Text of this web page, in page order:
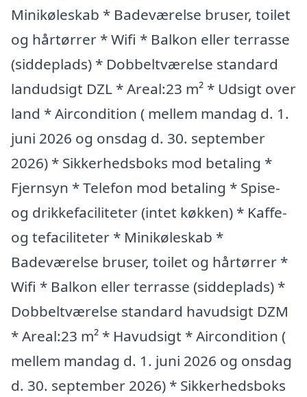
Minikøleskab * Badeværelse bruser, toilet
og hårtørrer * Wifi * Balkon eller terrasse
(siddeplads) * Dobbeltværelse standard
landudsigt DZL * Areal:23 m² * Udsigt over
land * Aircondition ( mellem mandag d. 1.
juni 2026 og onsdag d. 30. september
2026) * Sikkerhedsboks mod betaling *
Fjernsyn * Telefon mod betaling * Spise-
og drikkefaciliteter (intet køkken) * Kaffe-
og tefaciliteter * Minikøleskab *
Badeværelse bruser, toilet og hårtørrer *
Wifi * Balkon eller terrasse (siddeplads) *
Dobbeltværelse standard havudsigt DZM
* Areal:23 m² * Havudsigt * Aircondition (
mellem mandag d. 1. juni 2026 og onsdag
d. 30. september 2026) * Sikkerhedsboks